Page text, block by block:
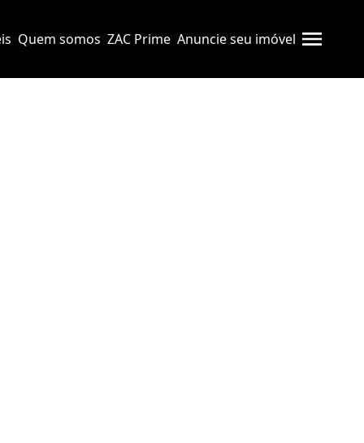
Quem somos ZAC Prime Anuncie seu imóvel